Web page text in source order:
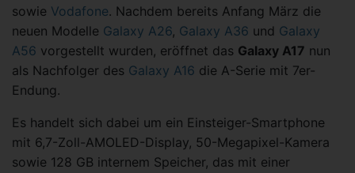
sowie Vodafone. Nachdem bereits Anfang März die
neuen Modelle Galaxy A26, Galaxy A36 und Galaxy
A56 vorgestellt wurden, eröffnet das Galaxy A17 nun
als Nachfolger des Galaxy A16 die A-Serie mit 7er-
Endung.
Es handelt sich dabei um ein Einsteiger-Smartphone
mit 6,7-Zoll-AMOLED-Display, 50-Megapixel-Kamera
sowie 128 GB internem Speicher, das mit einer